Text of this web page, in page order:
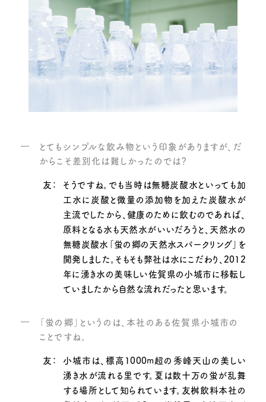
とてもシンプルな飲み物という印象がありますが、だ
からこそ差別化は難しかったのでは？
友：
そうですね。でも当時は無糖炭酸水といっても加
工水に炭酸と微量の添加物を加えた炭酸水が
主流でしたから、健康のために飲むのであれば、
原料となる水も天然水がいいだろうと、天然水の
無糖炭酸水「蛍の郷の天然水スパークリング」を
開発しました。そもそも弊社は水にこだわり、2012
年に湧き水の美味しい佐賀県の小城市に移転し
ていましたから自然な流れだったと思います。
「蛍の郷」というのは、本社のある佐賀県小城市の
ことですね。
友：
小城市は、標高1000m超の秀峰天山の美しい
湧き水が流れる里です。夏は数十万の蛍が乱舞
する場所として知られています。友桝飲料本社の